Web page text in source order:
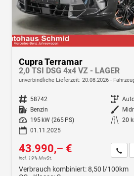
Cupra Terramar
2,0 TSI DSG 4x4 VZ - LAGER
unverbindliche Lieferzeit: 20.08.2026
Fahrzeugnr. 58742 Getriebe
Kraftstoff Benzin Außenfarbe
Leistung
195 kW (265 PS) Kilometerstand 20
01.11.2025
43.990,– €
incl. 19% MwSt.
Verbrauch kombiniert:8,50 l/100km